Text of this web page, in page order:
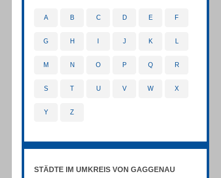
A B C D E F
G H J K L
M N O P Q R
S T U V W X
Y Z
STÄDTE IM UMKREIS VON GAGGENAU